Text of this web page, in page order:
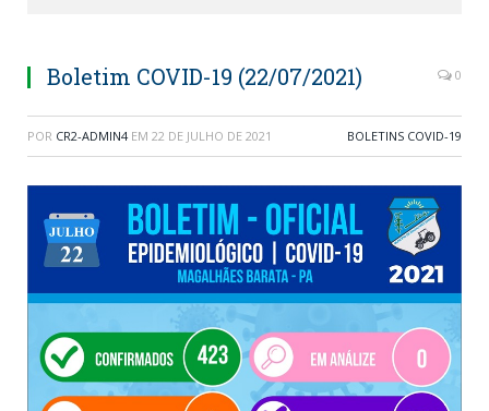
Boletim COVID-19 (22/07/2021) 0
POR CR2-ADMIN4 EM 22 DE JULHO DE 2021 BOLETINS COVID-19